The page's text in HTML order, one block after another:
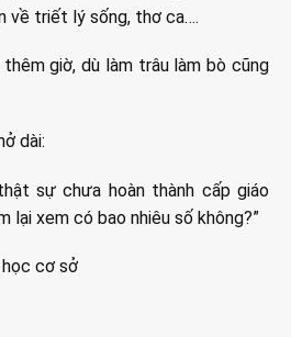
về triết lý sống, thơ ca….
giờ, dù làm trâu làm bò cũng
dài:
sự chưa hoàn thành cấp giáo
lại xem có bao nhiêu số không?”
cơ sở